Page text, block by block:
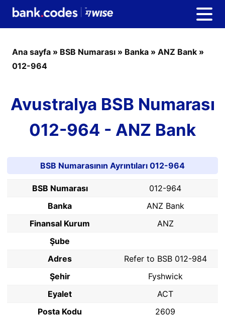
Ana sayfa » BSB Numarası » Banka » ANZ Bank »
012-964
Avustralya BSB Numarası
012-964 - ANZ Bank
BSB Numarasının Ayrıntıları 012-964
BSB Numarası
012-964
Banka
ANZ Bank
Finansal Kurum
ANZ
Şube
Adres
Refer to BSB 012-984
Şehir
Fyshwick
Eyalet
ACT
Posta Kodu
2609